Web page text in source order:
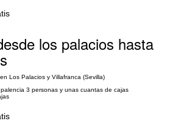
los palacios hasta
Los Palacios y Villafranca (Sevilla)
3 personas y unas cuantas de cajas